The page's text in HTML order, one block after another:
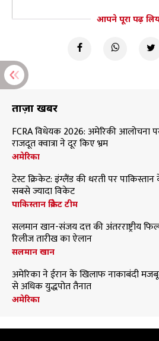
आपने पूरा पढ़
ताज़ा खबरें
FCRA विधेयक 2026: अमेरिकी आलोचना
राजदूत क्वात्रा ने दूर किए भ्रम
अमेरिका
टेस्ट क्रिकेट: इंग्लैंड की धरती पर
सबसे ज्यादा विकेट
पाकिस्तान क्रिकेट टीम
सलमान खान-संजय दत्त की अंतरराष्ट्रीय
रिलीज तारीख का ऐलान
सलमान खान
अमेरिका ने ईरान के खिलाफ नाकाबंदी
से अधिक युद्धपोत तैनात
अमेरिका